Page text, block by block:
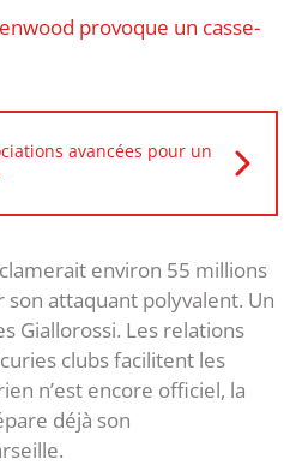
provoque un casse-
avancées pour un
environ 55 millions
son attaquant polyvalent. Un
Giallorossi. Les relations
clubs facilitent les
n’est encore officiel, la
déjà son